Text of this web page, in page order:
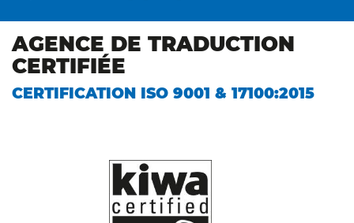
AGENCE DE TRADUCTION
CERTIFIÉE
CERTIFICATION ISO 9001 & 17100:2015